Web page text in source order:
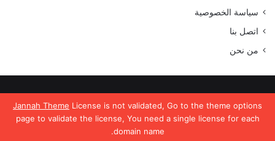
Jannah Theme License is not validated, Go to the theme options
page to validate the license, You need a single license for each
domain name.
سياسة الخصوصية
اتصل بنا
من نحن